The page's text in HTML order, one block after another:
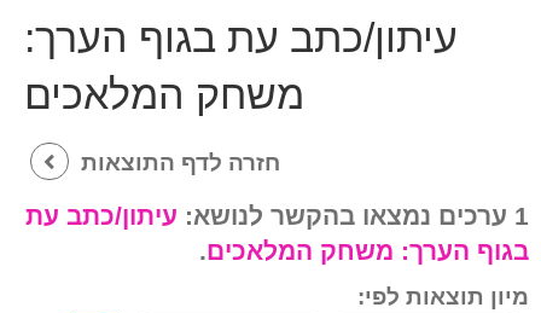
עיתון/כתב עת בגוף הערך:
משחק המלאכים
חזרה לדף התוצאות
1 ערכים נמצאו בהקשר לנושא:
עיתון/כתב עת
בגוף הערך: משחק המלאכים.
מיון תוצאות לפי: